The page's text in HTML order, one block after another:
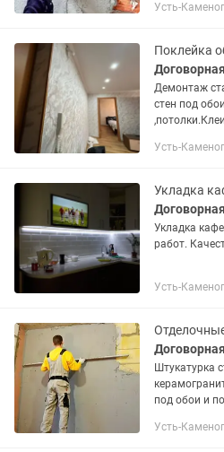
свежей
решить...
Усть-
Поклейка
Договорная
Демонтаж
стен под
качественно,
Усть-
Договорная
Укладка
работ.
Усть-
Договорная
Штукатурка
под обои и
стяжка пола,
Усть-